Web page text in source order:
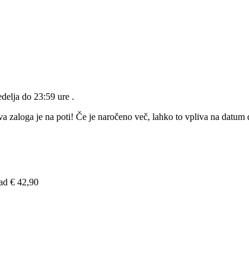
do 23:59 ure .
zaloga je na poti! Če je naročeno več, lahko to vpliva na datum
€ 42,90